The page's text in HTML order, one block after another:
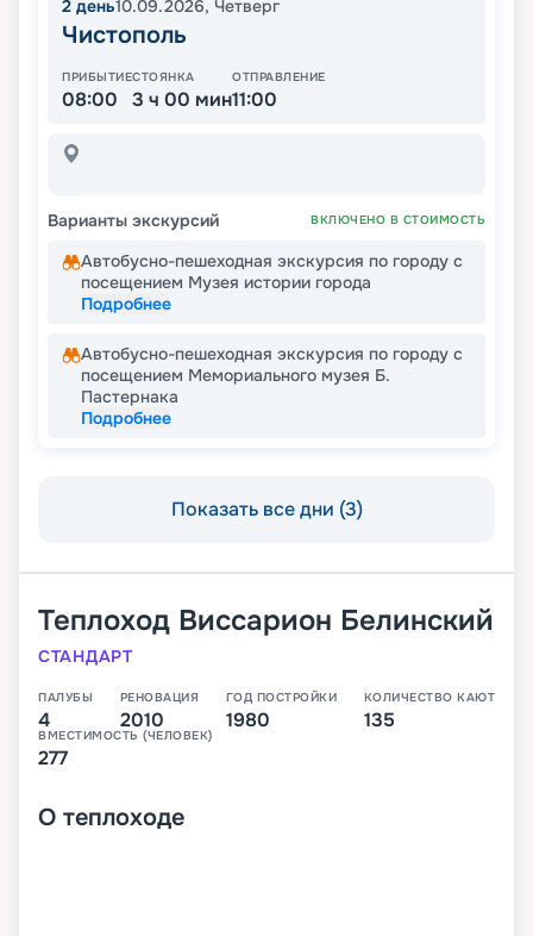
2 день10.09.2026, Четверг
Чистополь
ПРИБЫТИЕ
08:00
СТОЯНКА
3 ч 00 мин
ОТПРАВЛЕНИЕ
11:00
Варианты экскурсий ВКЛЮЧЕНО В СТОИМОСТЬ
Автобусно-пешеходная экскурсия по городу с
посещением Музея истории города
Подробнее
Автобусно-пешеходная экскурсия по городу с
посещением Мемориального музея Б.
Пастернака
Подробнее
Показать все дни (3)
Теплоход Виссарион Белинский
СТАНДАРТ
ПАЛУБЫ
4
РЕНОВАЦИЯ
2010
ГОД ПОСТРОЙКИ
1980
КОЛИЧЕСТВО КАЮТ
135
ВМЕСТИМОСТЬ (ЧЕЛОВЕК)
277
О теплоходе